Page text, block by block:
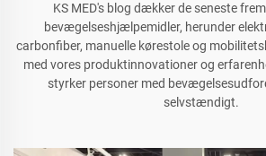
KS MED's blog dækker de seneste
bevægelseshjælpemidler, herunder
carbonfiber, manuelle kørestole og
med vores produktinnovationer og
styrker personer med
selvstændigt.